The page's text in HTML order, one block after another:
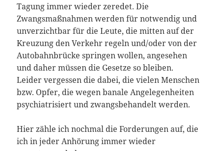
Tagung immer wieder zeredet. Die
Zwangsmaßnahmen werden für notwendig und
unverzichtbar für die Leute, die mitten auf der
Kreuzung den Verkehr regeln und/oder von der
Autobahnbrücke springen wollen, angesehen
und daher müssen die Gesetze so bleiben.
Leider vergessen die dabei, die vielen Menschen
bzw. Opfer, die wegen banale Angelegenheiten
psychiatrisiert und zwangsbehandelt werden.
Hier zähle ich nochmal die Forderungen auf, die
ich in jeder Anhörung immer wieder